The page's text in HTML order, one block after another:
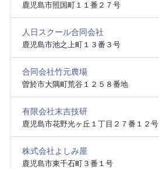
鹿児島市照国町１１番２７号
人日スクール合同会社
鹿児島市池之上町１３番３号
合同会社竹元農場
曽於市大隅町荒谷１２５８番地
有限会社末吉技研
鹿児島市花野光ヶ丘１丁目２７番１２号
株式会社よしみ屋
鹿児島市東千石町３番１号